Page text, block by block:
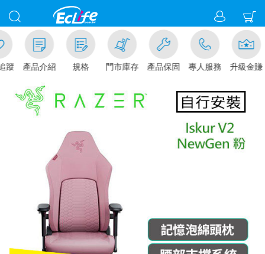
蹤 產品介紹 規格 門市庫存 產品保固 專人服務 升級金賺